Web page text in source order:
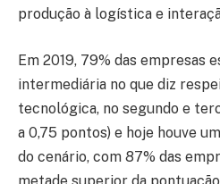
produção à logística e
Em 2019, 79% das empresas
intermediária no que diz
tecnológica, no segundo e
a 0,75 pontos) e hoje houve
do cenário, com 87% das